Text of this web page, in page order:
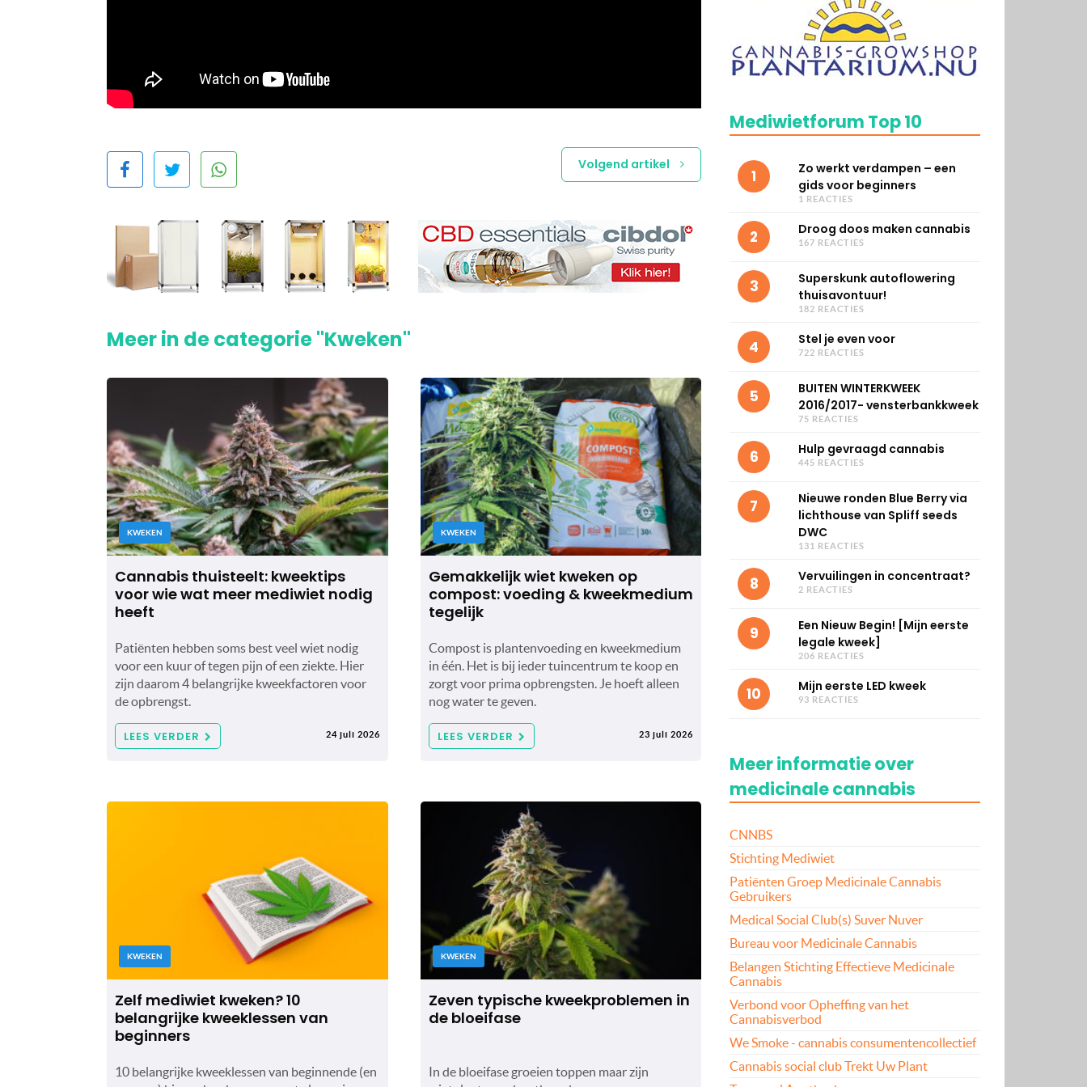
Volgend artikel
Meer in de categorie "Kweken"
KWEKEN
Cannabis thuisteelt: kweektips
voor wie wat meer mediwiet nodig
heeft
Patiënten hebben soms best veel wiet nodig
voor een kuur of tegen pijn of een ziekte. Hier
zijn daarom 4 belangrijke kweekfactoren voor
de opbrengst.
LEES VERDER 24 juli 2026
KWEKEN
Gemakkelijk wiet kweken op
compost: voeding & kweekmedium
tegelijk
Compost is plantenvoeding en kweekmedium
in één. Het is bij ieder tuincentrum te koop en
zorgt voor prima opbrengsten. Je hoeft alleen
nog water te geven.
LEES VERDER 23 juli 2026
KWEKEN
Zelf mediwiet kweken? 10
belangrijke kweeklessen van
beginners
10 belangrijke kweeklessen van beginnende (en
KWEKEN
Zeven typische kweekproblemen in
de bloeifase
In de bloeifase groeien toppen maar zijn
Mediwietforum Top 10
1
Zo werkt verdampen – een
gids voor beginners
1 REACTIES
2 Droog doos maken cannabis
167 REACTIES
3
Superskunk autoflowering
thuisavontuur!
182 REACTIES
4 Stel je even voor
722 REACTIES
5
BUITEN WINTERKWEEK
2016/2017- vensterbankkweek
75 REACTIES
6 Hulp gevraagd cannabis
445 REACTIES
7
Nieuwe ronden Blue Berry via
lichthouse van Spliff seeds
DWC
131 REACTIES
8 Vervuilingen in concentraat?
2 REACTIES
9
Een Nieuw Begin! [Mijn eerste
legale kweek]
206 REACTIES
10 Mijn eerste LED kweek
93 REACTIES
Meer informatie over
medicinale cannabis
CNNBS
Stichting Mediwiet
Patiënten Groep Medicinale Cannabis
Gebruikers
Medical Social Club(s) Suver Nuver
Bureau voor Medicinale Cannabis
Belangen Stichting Effectieve Medicinale
Cannabis
Verbond voor Opheffing van het
Cannabisverbod
We Smoke - cannabis consumentencollectief
Cannabis social club Trekt Uw Plant